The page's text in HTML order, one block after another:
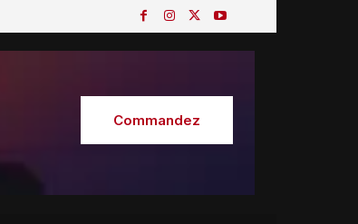
Commandez